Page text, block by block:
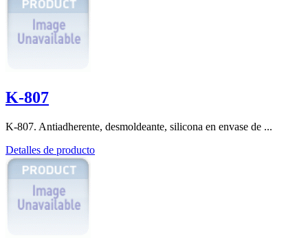
K-807
K-807. Antiadherente, desmoldeante, silicona en envase de ...
Detalles de producto